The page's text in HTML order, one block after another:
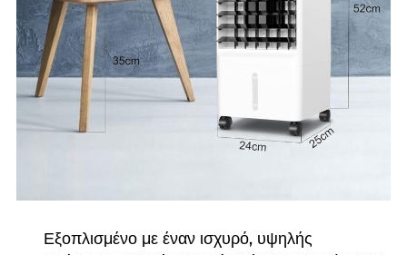
Εξοπλισμένο με έναν ισχυρό, υψηλής